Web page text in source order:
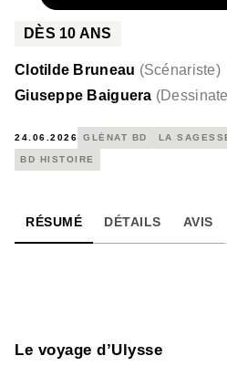
DÈS 10 ANS
Clotilde Bruneau (Scénariste)
Giuseppe Baiguera (
24.06.2026 GLÉNAT BD LA
BD HISTOIRE
RÉSUMÉ DÉTAILS AVIS
Le voyage d’Ulysse